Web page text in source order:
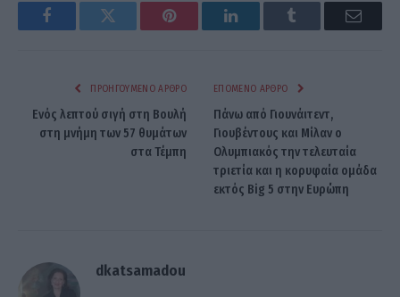
FacebookTwitter Pinterest LinkedInTumblr Email
ΠΡΟΗΓΟΎΜΕΝΟ ΆΡΘΡΟ
Ενός λεπτού σιγή στη Βουλή
στη μνήμη των 57 θυμάτων
στα Τέμπη
ΕΠΌΜΕΝΟ ΆΡΘΡΟ
Πάνω από Γιουνάιτεντ,
Γιουβέντους και Μίλαν ο
Ολυμπιακός την τελευταία
τριετία και η κορυφαία ομάδα
εκτός Big 5 στην Ευρώπη
dkatsamadou